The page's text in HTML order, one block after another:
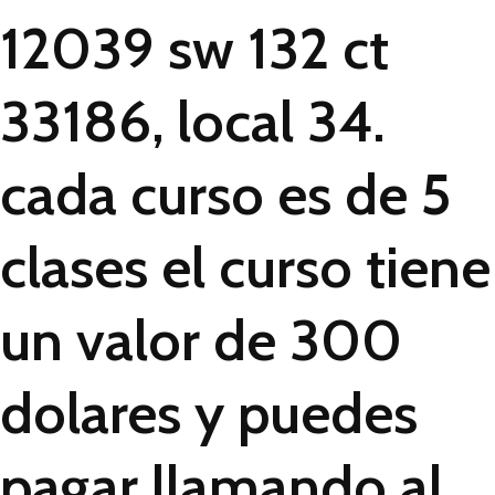
12039 sw 132 ct
33186, local 34.
cada curso es de 5
clases el curso tiene
un valor de 300
dolares y puedes